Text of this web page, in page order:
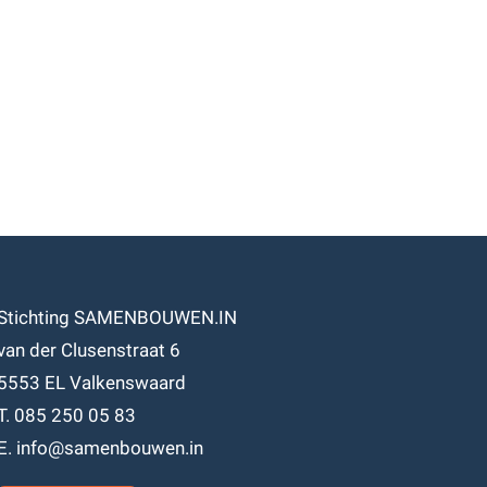
SAMENBOUWEN.IN
der Clusenstraat 6
EL Valkenswaard
085 250 05 83
info@samenbouwen.in